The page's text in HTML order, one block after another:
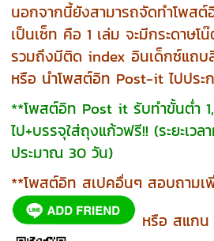
นอกจากนี้ยังสามารถจัดทำโพส
เป็นเซ็ท คือ 1 เล่ม จะมีกระดาษ
รวมถึงมีติด index อินเด็กซ์แถบ
หรือ นำโพสต์อิท Post-it ไปประ
**โพสต์อิท Post it รับทำขั้นต่ำ
ไป+บรรจุใส่ถุงแก้วฟรี!! (ระยะเว
ประมาณ 30 วัน)
**โพสต์อิท สเปคอื่นๆ สอบถามเ
หรือ สแกน